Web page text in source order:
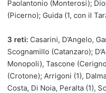
Paolantonio (Monterosi);
(Picerno); Guida (1, con il
3 reti: Casarini, D’Angelo,
Scognamillo (Catanzaro);
Monopoli), Tascone
(Crotone); Arrigoni (1),
Costa, Di Noia, Peralta (1),